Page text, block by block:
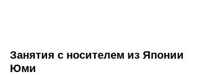
Занятия с носителем из Японии
Юми